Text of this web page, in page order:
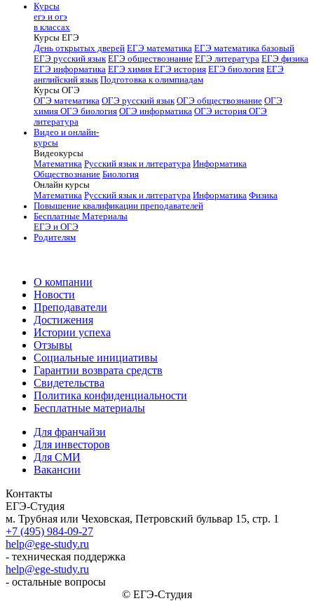
Курсы
егэ и огэ
в классах
Курсы ЕГЭ
День открытых дверей ЕГЭ математика ЕГЭ математика базовый
ЕГЭ русский язык ЕГЭ обществознание ЕГЭ литература ЕГЭ физика
ЕГЭ информатика ЕГЭ химия ЕГЭ история ЕГЭ биология ЕГЭ
английский язык Подготовка к олимпиадам
Курсы ОГЭ
ОГЭ математика ОГЭ русский язык ОГЭ обществознание ОГЭ
химия ОГЭ биология ОГЭ информатика ОГЭ история ОГЭ
литература
Видео и онлайн-
курсы
Видеокурсы
Математика Русский язык и литература Информатика
Обществознание Биология
Онлайн курсы
Математика Русский язык и литература Информатика Физика
Повышение квалификации преподавателей
Бесплатные Материалы
ЕГЭ и ОГЭ
Родителям
О компании
Новости
Преподаватели
Достижения
Истории успеха
Отзывы
Социальные инициативы
Гарантии возврата средств
Свидетельства
Политика конфиденциальности
Бесплатные материалы
Для франчайзи
Для инвесторов
Для СМИ
Вакансии
Контакты
ЕГЭ-Студия
м. Трубная или Чеховская, Петровский бульвар 15, стр. 1
+7 (495) 984-09-27
help@ege-study.ru
- техническая поддержка
help@ege-study.ru
- остальные вопросы
© ЕГЭ-Студия